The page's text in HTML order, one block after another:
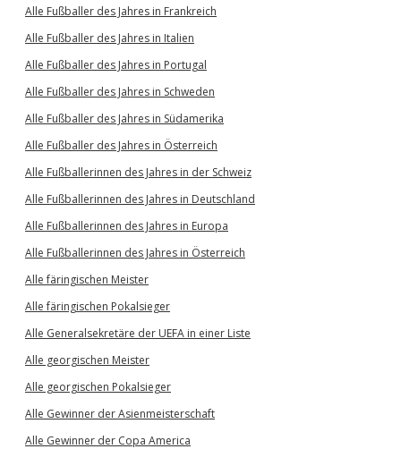
Alle Fußballer des Jahres in Frankreich
Alle Fußballer des Jahres in Italien
Alle Fußballer des Jahres in Portugal
Alle Fußballer des Jahres in Schweden
Alle Fußballer des Jahres in Südamerika
Alle Fußballer des Jahres in Österreich
Alle Fußballerinnen des Jahres in der Schweiz
Alle Fußballerinnen des Jahres in Deutschland
Alle Fußballerinnen des Jahres in Europa
Alle Fußballerinnen des Jahres in Österreich
Alle färingischen Meister
Alle färingischen Pokalsieger
Alle Generalsekretäre der UEFA in einer Liste
Alle georgischen Meister
Alle georgischen Pokalsieger
Alle Gewinner der Asienmeisterschaft
Alle Gewinner der Copa America